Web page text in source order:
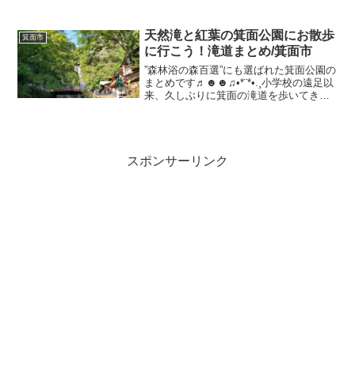
から東へ約１３０ﾒｰﾄﾙ近くに市営の駐車
場があります（有料...
箕面市
天然滝と紅葉の箕面公園にお散歩
に行こう！滝道まとめ/箕面市
”森林浴の森百選”にも選ばれた箕面公園の
まとめです♬☻☻♫•*¨*•.¸小学校の遠足以
来、久しぶりに箕面の滝道を歩いてきま
スポンサーリンク